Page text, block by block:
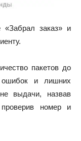
«Забрал заказ» и
пакетов до
ошибок и лишних
выдачи, назвав
номер и